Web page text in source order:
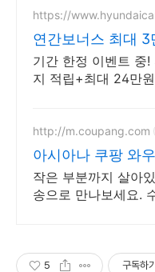
https://
연간보너스 최대 3
기간 한정 이벤트 중!
지 적립+최대 24만
http://m.coupang.com
아시아나 쿠팡 와
작은 부분까지 살아
송으로 만나보세요.
5 구독하